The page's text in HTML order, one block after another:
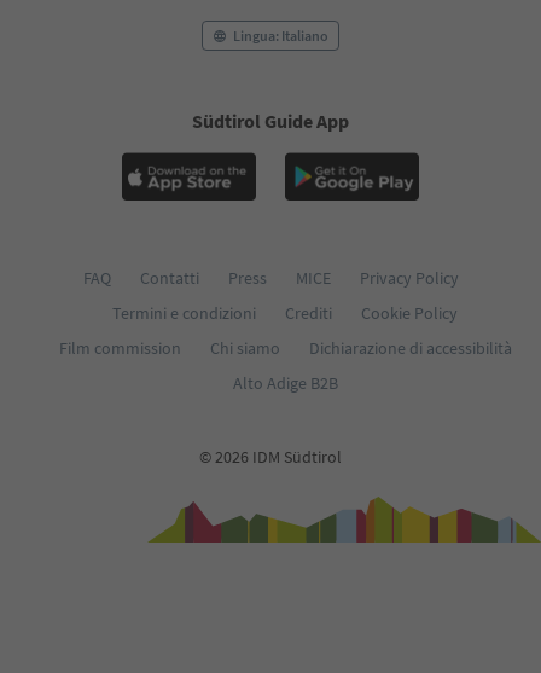
Lingua: Italiano
Südtirol Guide App
FAQ Contatti Press MICE
Privacy Policy
Termini e condizioni
Crediti
Cookie Policy
Film commission
Chi siamo
Dichiarazione di accessibilità
Alto Adige B2B
© 2026 IDM Südtirol